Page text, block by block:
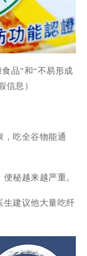
品”和“不易形成
信息）
，吃全谷物能通
秘越来越严重。
生建议他大量吃纤